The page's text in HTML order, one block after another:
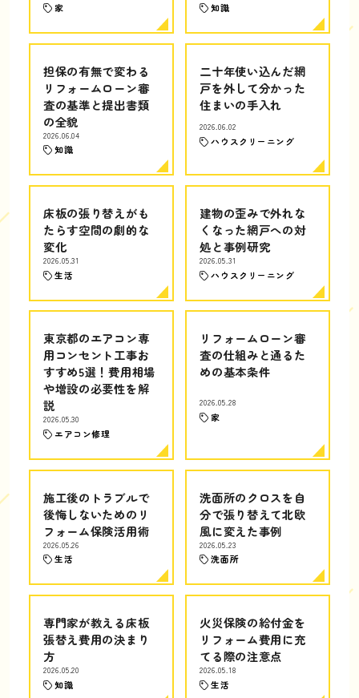
家 知識
担保の有無で変わる
リフォームローン審
査の基準と提出書類
の全貌
2026.06.04
知識
二十年使い込んだ網
戸を外して分かった
住まいの手入れ
2026.06.02
ハウスクリーニング
床板の張り替えがも
たらす空間の劇的な
変化
2026.05.31
生活
建物の歪みで外れな
くなった網戸への対
処と事例研究
2026.05.31
ハウスクリーニング
東京都のエアコン専
用コンセント工事お
すすめ5選！費用相場
や増設の必要性を解
説
2026.05.30
エアコン修理
リフォームローン審
査の仕組みと通るた
めの基本条件
2026.05.28
家
施工後のトラブルで
後悔しないためのリ
フォーム保険活用術
2026.05.26
生活
洗面所のクロスを自
分で張り替えて北欧
風に変えた事例
2026.05.23
洗面所
専門家が教える床板
張替え費用の決まり
方
2026.05.20
知識
火災保険の給付金を
リフォーム費用に充
てる際の注意点
2026.05.18
生活